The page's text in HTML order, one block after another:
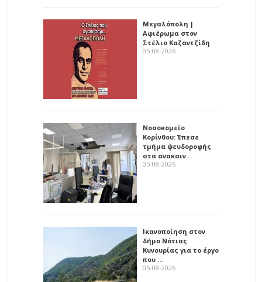
Μεγαλόπολη |
Αφιέρωμα στον
Στέλιο Καζαντζίδη
05-08-2026
Νοσοκομείο
Κορίνθου: Έπεσε
τμήμα ψευδοροφής
στα ανακαιν…
05-08-2026
Ικανοποίηση στον
δήμο Νότιας
Κυνουρίας για το έργο
που …
05-08-2026